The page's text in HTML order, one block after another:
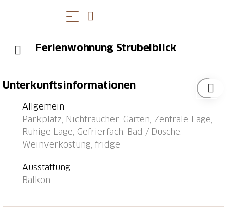
Ferienwohnung Strubelblick
Unterkunftsinformationen
Allgemein
Parkplatz, Nichtraucher, Garten, Zentrale Lage,
Ruhige Lage, Gefrierfach, Bad / Dusche,
Weinverkostung, fridge
Ausstattung
Balkon